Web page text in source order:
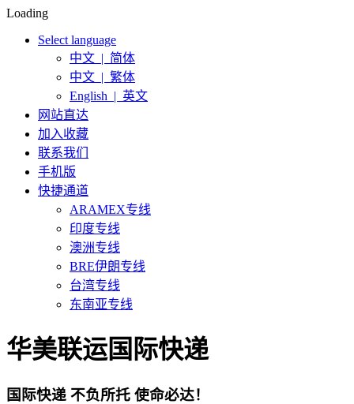
Loading
Select language
中文 | 简体
中文 | 繁体
English | 英文
网站直达
加入收藏
联系我们
手机版
快捷通道
ARAMEX专线
印度专线
澳洲专线
BRE伊朗专线
台湾专线
东南亚专线
华美联运国际快递
国际快递 不负所托 使命必达！